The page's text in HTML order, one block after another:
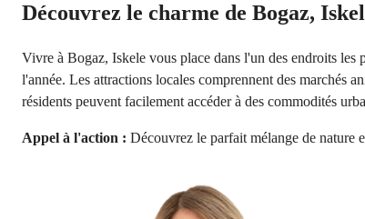
Découvrez le charme de Bogaz,
Vivre à Bogaz, Iskele vous place dans l'un des endroits
l'année. Les attractions locales comprennent des marchés
résidents peuvent facilement accéder à des commodités
Appel à l'action : Découvrez le parfait mélange de nature